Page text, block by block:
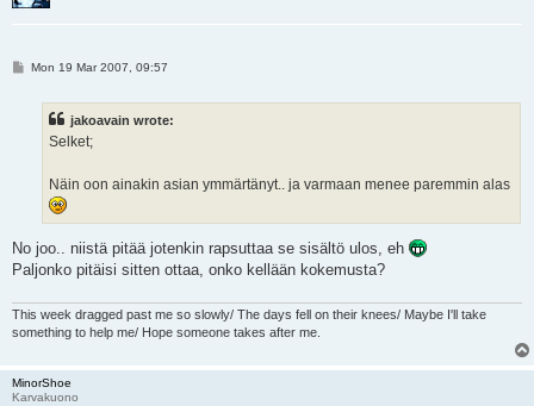
PMon 19 Mar 2007, 09:57
jakoavain wrote:
Selket;
Näin oon ainakin asian ymmärtänyt.. ja varmaan menee paremmin alas
No joo.. niistä pitää jotenkin rapsuttaa se sisältö ulos, eh
Paljonko pitäisi sitten ottaa, onko kellään kokemusta?
This week dragged past me so slowly/ The days fell on their knees/ Maybe I'll take
something to help me/ Hope someone takes after me.
MinorShoe
Karvakuono